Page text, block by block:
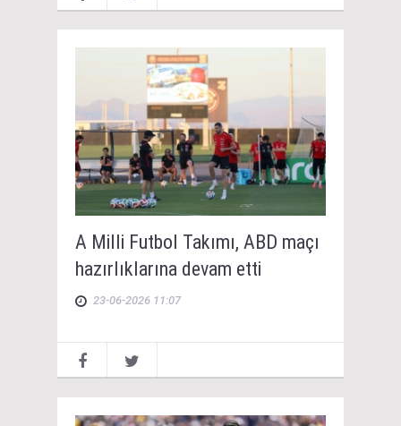
A Milli Futbol Takımı, ABD maçı
hazırlıklarına devam etti
23-06-2026 11:07